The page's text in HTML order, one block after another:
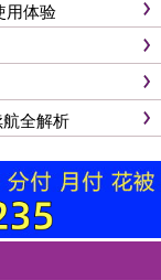
用体验
全解析